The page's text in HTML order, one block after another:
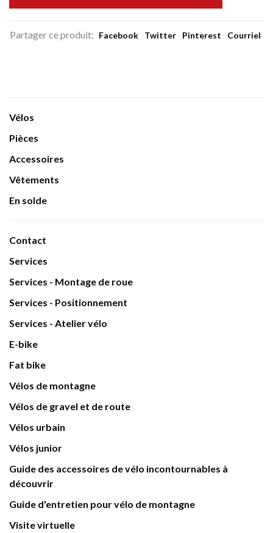
Partager ce produit: Facebook Twitter Pinterest Courriel
Vélos
Pièces
Accessoires
Vêtements
En solde
Contact
Services
Services - Montage de roue
Services - Positionnement
Services - Atelier vélo
E-bike
Fat bike
Vélos de montagne
Vélos de gravel et de route
Vélos urbain
Vélos junior
Guide des accessoires de vélo incontournables à
découvrir
Guide d'entretien pour vélo de montagne
Visite virtuelle